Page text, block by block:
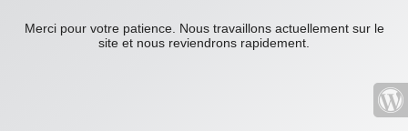
Merci pour votre patience. Nous travaillons actuellement sur le
site et nous reviendrons rapidement.